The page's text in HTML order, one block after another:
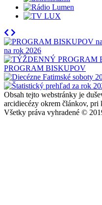
na rok 2026
PROGRAM BISKUPOV
Obsah tejto webstránky je
arcidiecézy okrem článkov, pri
Všetky práva vyhradené ©